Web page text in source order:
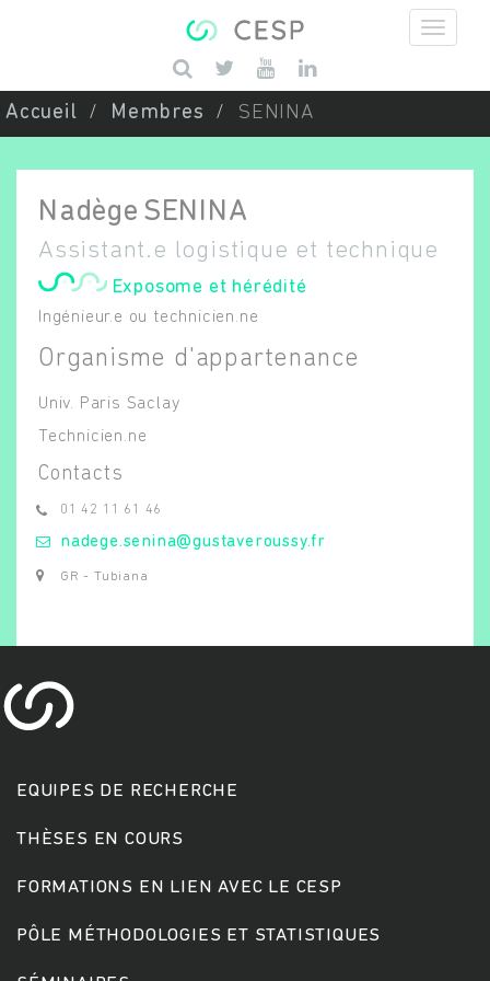
Saisissez vos mots-clés
Rechercher
Accueil Membres SENINA
Nadège SENINA
Assistant.e logistique et technique
Exposome et hérédité
Ingénieur.e ou technicien.ne
Organisme d'appartenance
Univ. Paris Saclay
Technicien.ne
01 42 11 61 46
nadege.senina@gustaveroussy.fr
GR - Tubiana
EQUIPES DE RECHERCHE
THÈSES EN COURS
FORMATIONS EN LIEN AVEC LE CESP
PÔLE MÉTHODOLOGIES ET STATISTIQUES